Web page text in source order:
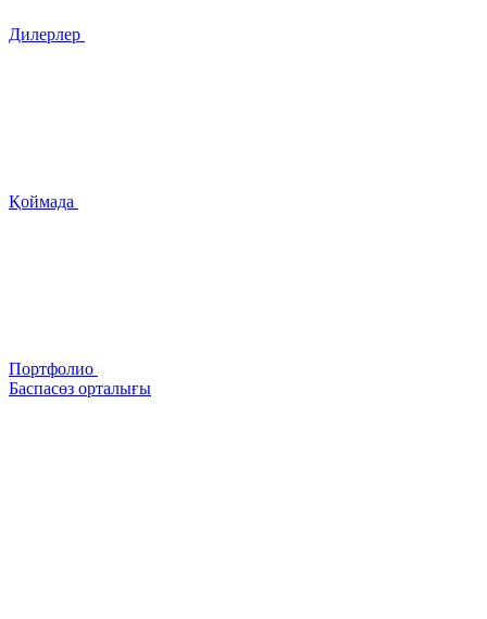
Дилерлер
Қоймада
Портфолио
Баспасөз орталығы